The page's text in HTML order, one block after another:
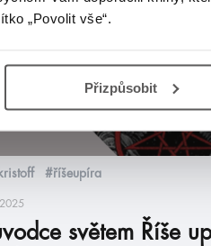
„Povolit vše“.
Přizpůsobit
#říšeupíra
světem Říše